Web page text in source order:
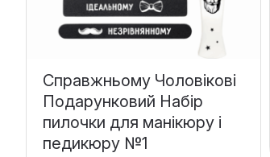
Справжньому Чоловікові
Подарунковий Набір
пилочки для манікюру і
педикюру №1